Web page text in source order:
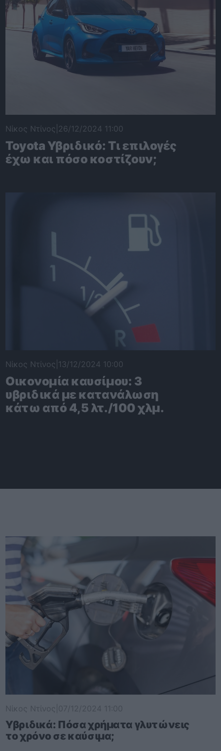
Νίκος Ντίνος 26/12/2024 11:00
Toyota Υβριδικό: Τι επιλογές
έχω και πόσο κοστίζουν;
Νίκος Ντίνος 13/12/2024 10:00
Οικονομία καυσίμου: 3
υβριδικά με κατανάλωση
κάτω από 4,5 λτ./100 χλμ.
Νίκος Ντίνος 07/12/2024 11:00
Υβριδικά: Πόσα χρήματα γλυτώνεις
το χρόνο σε καύσιμα;